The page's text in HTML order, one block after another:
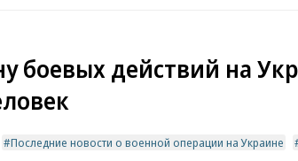
боевых действий на
Последние новости о военной операции на Украине